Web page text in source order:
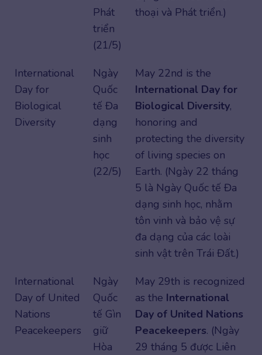
Phát
triển
(21/5)
thoại và Phát triển.)
International
Day for
Biological
Diversity
Ngày
Quốc
tế Đa
dạng
sinh
học
(22/5)
May 22nd is the
International Day for
Biological Diversity,
honoring and
protecting the diversity
of living species on
Earth. (Ngày 22 tháng
5 là Ngày Quốc tế Đa
dạng sinh học, nhằm
tôn vinh và bảo vệ sự
đa dạng của các loài
sinh vật trên Trái Đất.)
International
Day of United
Nations
Peacekeepers
Ngày
Quốc
tế Gìn
giữ
Hòa
May 29th is recognized
as the International
Day of United Nations
Peacekeepers. (Ngày
29 tháng 5 được Liên